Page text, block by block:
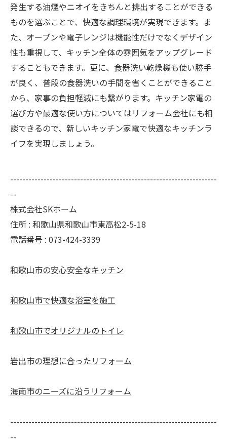
発生する油煙やニオイをきちんと排出することができる
ものを選ぶことで、快適な調理環境が実現できます。ま
た、オーブンや電子レンジは機能性だけでなくデザイン
性も重視して、キッチン全体の雰囲気をアップグレード
することもできます。更に、食器洗い乾燥機も使い勝手
が良く、普段の食器洗いの手間を省くことができること
から、家事の負担軽減にも繋がります。キッチン家電の
選び方や最適な使い方についてはリフォーム会社にも相
談できるので、新しいキッチン家電で快適なキッチンラ
イフを実現しましょう。
--------------------------------------------------------------------
--
株式会社SKホーム
住所 : 和歌山県和歌山市東高松2-5-18
電話番号 : 073-424-3339
和歌山市の安心安全なキッチン
和歌山市で快適な浴室を施工
和歌山市でオリジナルのトイレ
岩出市の理想に合ったリフォーム
海南市のニーズに沿うリフォーム
--------------------------------------------------------------------
--